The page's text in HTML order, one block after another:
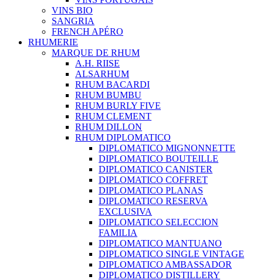
VINS BIO
SANGRIA
FRENCH APÉRO
RHUMERIE
MARQUE DE RHUM
A.H. RIISE
ALSARHUM
RHUM BACARDI
RHUM BUMBU
RHUM BURLY FIVE
RHUM CLEMENT
RHUM DILLON
RHUM DIPLOMATICO
DIPLOMATICO MIGNONNETTE
DIPLOMATICO BOUTEILLE
DIPLOMATICO CANISTER
DIPLOMATICO COFFRET
DIPLOMATICO PLANAS
DIPLOMATICO RESERVA
EXCLUSIVA
DIPLOMATICO SELECCION
FAMILIA
DIPLOMATICO MANTUANO
DIPLOMATICO SINGLE VINTAGE
DIPLOMATICO AMBASSADOR
DIPLOMATICO DISTILLERY